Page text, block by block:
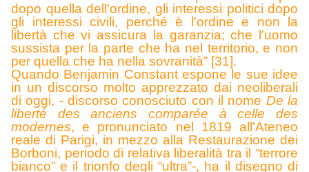
dopo quella dell'ordine, gli interessi politici dopo
gli interessi civili, perché è l'ordine e non la
libertà che vi assicura la garanzia; che l'uomo
sussista per la parte che ha nel territorio, e non
per quella che ha nella sovranità” [31].
Quando Benjamin Constant espone le sue idee
in un discorso molto apprezzato dai neoliberali
di oggi, - discorso conosciuto con il nome De la
liberté des anciens comparée à celle des
modernes, e pronunciato nel 1819 all'Ateneo
reale di Parigi, in mezzo alla Restaurazione dei
Borboni, periodo di relativa liberalità tra il “terrore
bianco” e il trionfo degli “ultra”-, ha il disegno di